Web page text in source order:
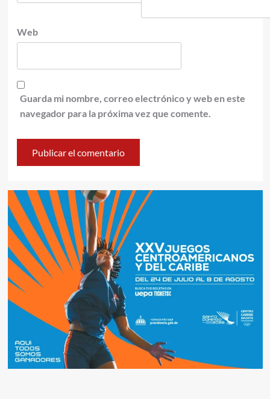
Web
Guarda mi nombre, correo electrónico y web en este
navegador para la próxima vez que comente.